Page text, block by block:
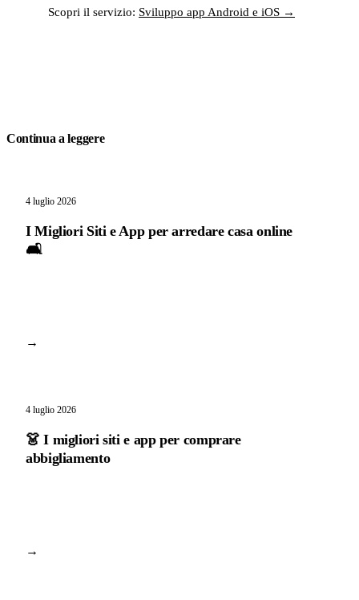
Scopri il servizio: Sviluppo app Android e iOS →
Continua a leggere
4 luglio 2026
I Migliori Siti e App per arredare casa online
🛋️
→
4 luglio 2026
👗 I migliori siti e app per comprare
abbigliamento
→